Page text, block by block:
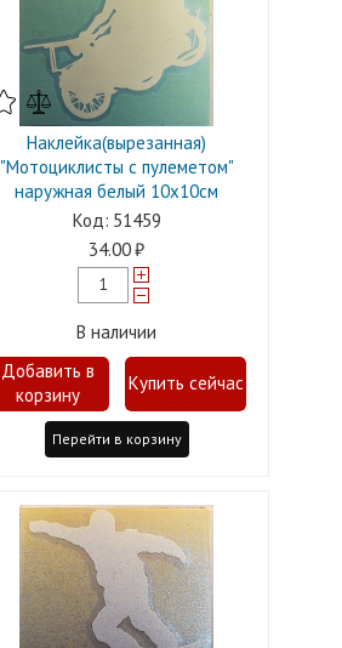
Наклейка(вырезанная)
"Мотоциклисты с пулеметом"
наружная белый 10х10см
51459
34.00
В наличии
Перейти в корзину